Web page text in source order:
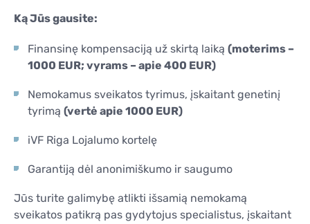
KONTAKTAI
NO
NAUDINGI STRAIPSNIAI
KAINOS
KONTAKTAI
Ką Jūs gausite:
Finansinę kompensaciją už skirtą laiką (moterims –
1000 EUR; vyrams – apie 400 EUR)
Nemokamus sveikatos tyrimus, įskaitant genetinį
tyrimą (vertė apie 1000 EUR)
iVF Riga Lojalumo kortelę
Garantiją dėl anonimiškumo ir saugumo
Jūs turite galimybę atlikti išsamią nemokamą
sveikatos patikrą pas gydytojus specialistus, įskaitant